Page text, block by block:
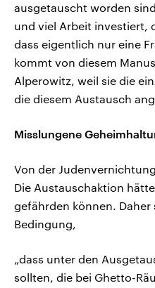
ausgetauscht worden
und viel Arbeit investiert,
dass eigentlich nur eine
kommt von diesem
Alperowitz, weil sie die
die diesem Austausch
Misslungene
Von der
Die Austauschaktion
gefährden können. Daher
Bedingung,
„dass unter den
sollten, die bei Ghetto-